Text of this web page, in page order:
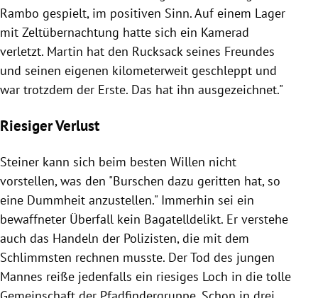
Rambo gespielt, im positiven Sinn. Auf einem Lager
mit Zeltübernachtung hatte sich ein Kamerad
verletzt. Martin hat den Rucksack seines Freundes
und seinen eigenen kilometerweit geschleppt und
war trotzdem der Erste. Das hat ihn ausgezeichnet."
Riesiger Verlust
Steiner kann sich beim besten Willen nicht
vorstellen, was den "Burschen dazu geritten hat, so
eine Dummheit anzustellen." Immerhin sei ein
bewaffneter Überfall kein Bagatelldelikt. Er verstehe
auch das Handeln der Polizisten, die mit dem
Schlimmsten rechnen musste. Der Tod des jungen
Mannes reiße jedenfalls ein riesiges Loch in die tolle